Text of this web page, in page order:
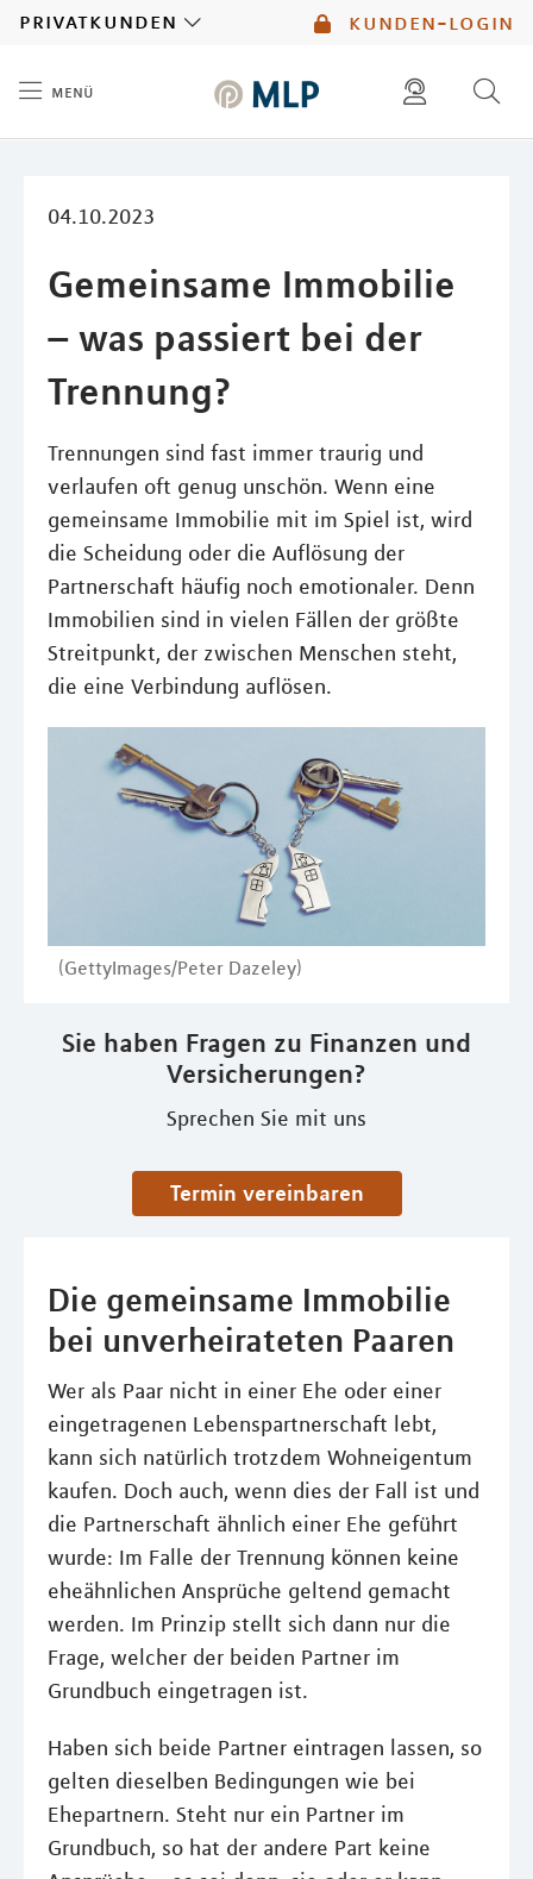
kunden-login
privatkunden
menü
04.10.2023
Gemeinsame Immobilie
– was passiert bei der
Trennung?
Trennungen sind fast immer traurig und
verlaufen oft genug unschön. Wenn eine
gemeinsame Immobilie mit im Spiel ist, wird
die Scheidung oder die Auflösung der
Partnerschaft häufig noch emotionaler. Denn
Immobilien sind in vielen Fällen der größte
Streitpunkt, der zwischen Menschen steht,
die eine Verbindung auflösen.
(GettyImages/Peter Dazeley)
Sie haben Fragen zu Finanzen und
Versicherungen?
Sprechen Sie mit uns
Termin vereinbaren
Die gemeinsame Immobilie
bei unverheirateten Paaren
Wer als Paar nicht in einer Ehe oder einer
eingetragenen Lebenspartnerschaft lebt,
kann sich natürlich trotzdem Wohneigentum
kaufen. Doch auch, wenn dies der Fall ist und
die Partnerschaft ähnlich einer Ehe geführt
wurde: Im Falle der Trennung können keine
eheähnlichen Ansprüche geltend gemacht
werden. Im Prinzip stellt sich dann nur die
Frage, welcher der beiden Partner im
Grundbuch eingetragen ist.
Haben sich beide Partner eintragen lassen, so
gelten dieselben Bedingungen wie bei
Ehepartnern. Steht nur ein Partner im
Grundbuch, so hat der andere Part keine